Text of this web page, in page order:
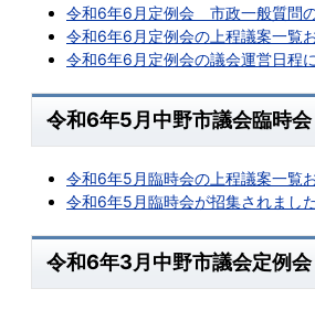
令和6年6月定例会 市政一般質問
令和6年6月定例会の上程議案一覧
令和6年6月定例会の議会運営日程
令和6年5月中野市議会臨時会
令和6年5月臨時会の上程議案一覧
令和6年5月臨時会が招集されまし
令和6年3月中野市議会定例会